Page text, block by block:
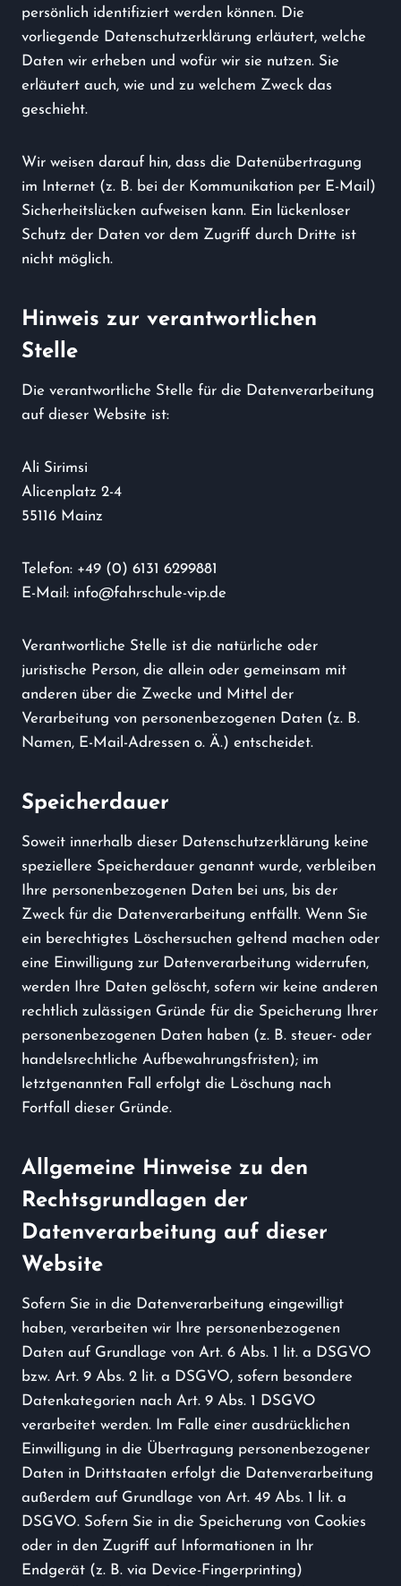
persönlich identifiziert werden können. Die
vorliegende Datenschutzerklärung erläutert, welche
Daten wir erheben und wofür wir sie nutzen. Sie
erläutert auch, wie und zu welchem Zweck das
geschieht.
Wir weisen darauf hin, dass die Datenübertragung
im Internet (z. B. bei der Kommunikation per E-Mail)
Sicherheitslücken aufweisen kann. Ein lückenloser
Schutz der Daten vor dem Zugriff durch Dritte ist
nicht möglich.
Hinweis zur verantwortlichen
Stelle
Die verantwortliche Stelle für die Datenverarbeitung
auf dieser Website ist:
Ali Sirimsi
Alicenplatz 2-4
55116 Mainz
Telefon: +49 (0) 6131 6299881
E-Mail: info@fahrschule-vip.de
Verantwortliche Stelle ist die natürliche oder
juristische Person, die allein oder gemeinsam mit
anderen über die Zwecke und Mittel der
Verarbeitung von personenbezogenen Daten (z. B.
Namen, E-Mail-Adressen o. Ä.) entscheidet.
Speicherdauer
Soweit innerhalb dieser Datenschutzerklärung keine
speziellere Speicherdauer genannt wurde, verbleiben
Ihre personenbezogenen Daten bei uns, bis der
Zweck für die Datenverarbeitung entfällt. Wenn Sie
ein berechtigtes Löschersuchen geltend machen oder
eine Einwilligung zur Datenverarbeitung widerrufen,
werden Ihre Daten gelöscht, sofern wir keine anderen
rechtlich zulässigen Gründe für die Speicherung Ihrer
personenbezogenen Daten haben (z. B. steuer- oder
handelsrechtliche Aufbewahrungsfristen); im
letztgenannten Fall erfolgt die Löschung nach
Fortfall dieser Gründe.
Allgemeine Hinweise zu den
Rechtsgrundlagen der
Datenverarbeitung auf dieser
Website
Sofern Sie in die Datenverarbeitung eingewilligt
haben, verarbeiten wir Ihre personenbezogenen
Daten auf Grundlage von Art. 6 Abs. 1 lit. a DSGVO
bzw. Art. 9 Abs. 2 lit. a DSGVO, sofern besondere
Datenkategorien nach Art. 9 Abs. 1 DSGVO
verarbeitet werden. Im Falle einer ausdrücklichen
Einwilligung in die Übertragung personenbezogener
Daten in Drittstaaten erfolgt die Datenverarbeitung
außerdem auf Grundlage von Art. 49 Abs. 1 lit. a
DSGVO. Sofern Sie in die Speicherung von Cookies
oder in den Zugriff auf Informationen in Ihr
Endgerät (z. B. via Device-Fingerprinting)